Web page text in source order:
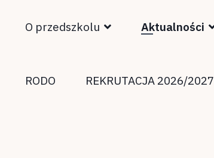
O przedszkolu Aktualności
RODO REKRUTACJA 2026/2027